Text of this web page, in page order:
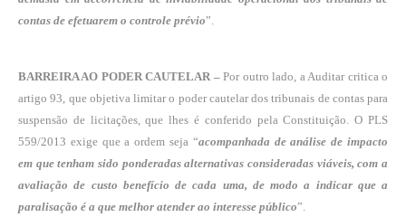
contas de efetuarem o controle prévio”.
BARREIRA AO PODER CAUTELAR –Por outro lado, a Auditar critica o
artigo 93, que objetiva limitar o poder cautelar dos tribunais de contas para
suspensão de licitações, que lhes é conferido pela Constituição. O PLS
559/2013 exige que a ordem seja “acompanhada de análise de impacto
em que tenham sido ponderadas alternativas consideradas viáveis, com a
avaliação de custo benefício de cada uma, de modo a indicar que a
paralisação é a que melhor atender ao interesse público”.